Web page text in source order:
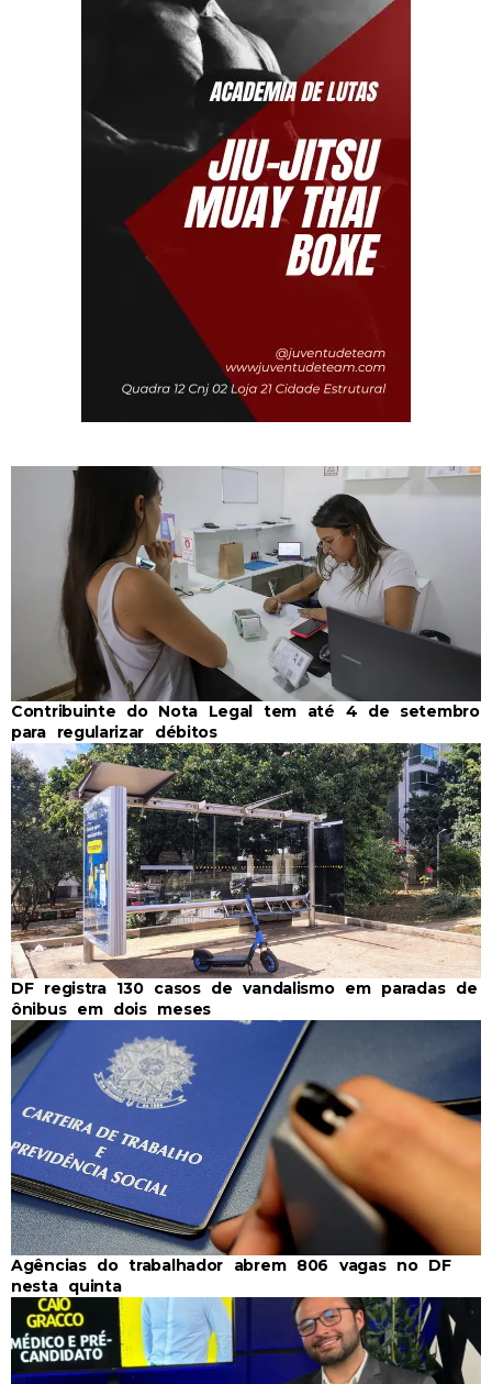
Contribuinte do Nota Legal tem até 4 de setembro
para regularizar débitos
DF registra 130 casos de vandalismo em paradas de
ônibus em dois meses
Agências do trabalhador abrem 806 vagas no DF
nesta quinta